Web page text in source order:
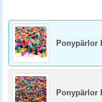
Ponypärlor
Ponypärlor